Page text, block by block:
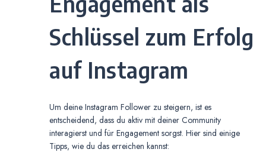
Schlüssel zum Erfolg
auf Instagram
Um deine Instagram Follower zu steigern, ist es
entscheidend, dass du aktiv mit deiner Community
interagierst und für Engagement sorgst. Hier sind einige
Tipps, wie du das erreichen kannst: